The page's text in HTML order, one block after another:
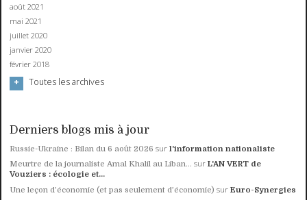
août 2021
mai 2021
juillet 2020
janvier 2020
février 2018
Toutes les archives
Derniers blogs mis à jour
Russie-Ukraine : Bilan du 6 août 2026 surl'information nationaliste
Meurtre de la journaliste Amal Khalil au Liban... surL'AN VERT de
Vouziers : écologie et...
Une leçon d’économie (et pas seulement d’économie) surEuro-Synergies